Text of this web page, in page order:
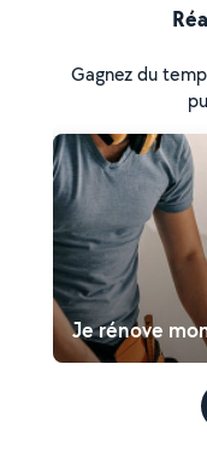
Gagnez du
Je rénove